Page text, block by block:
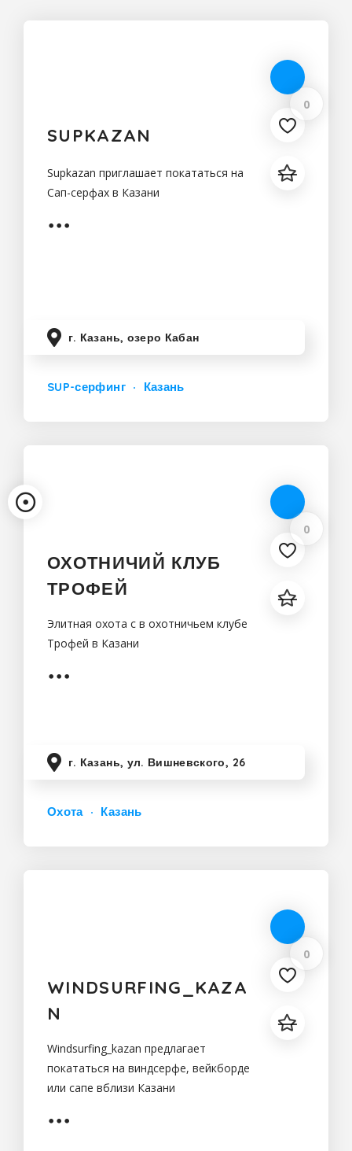
0
SUPKAZAN
Supkazan приглашает покататься на
Сап-серфах в Казани
г. Казань, озеро Кабан
SUP-серфинг Казань
0
ОХОТНИЧИЙ КЛУБ
ТРОФЕЙ
Элитная охота с в охотничьем клубе
Трофей в Казани
г. Казань, ул. Вишневского, 26
Охота Казань
0
WINDSURFING_KAZA
N
Windsurfing_kazan предлагает
покататься на виндсерфе, вейкборде
или сапе вблизи Казани